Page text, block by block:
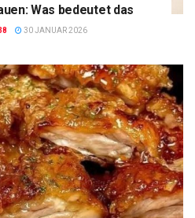
Was bedeutet das
30 JANUAR 2026